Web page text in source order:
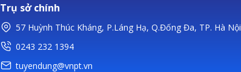
Trụ sở chính
57 Huỳnh Thúc Kháng, P.Láng Hạ, Q.Đống Đa, TP. Hà Nội
0243 232 1394
tuyendung@vnpt.vn